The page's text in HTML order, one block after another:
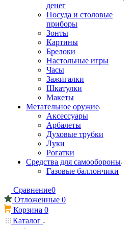
денег
Посуда и столовые
приборы
Зонты
Картины
Брелоки
Настольные игры
Часы
Зажигалки
Шкатулки
Макеты
Метательное оружие
Аксессуары
Арбалеты
Духовые трубки
Луки
Рогатки
Средства для самообороны
Газовые баллончики
Сравнение0
Отложенные 0
Корзина 0
Каталог